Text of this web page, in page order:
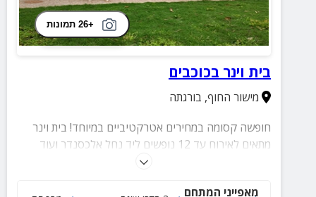
+26 תמונות
בית וינר בכוכבים
מישור החוף, בורגתה
חופשה קסומה במחירים אטרקטיביים במיוחד! בית וינר
מתאים לאירוח עד 12 נופשים ליד נחל אלכסנדר ועוד
שפע אטרקציות מהנות. אנו מקפידים על מחירים משתלמים
מאפייני המתחם